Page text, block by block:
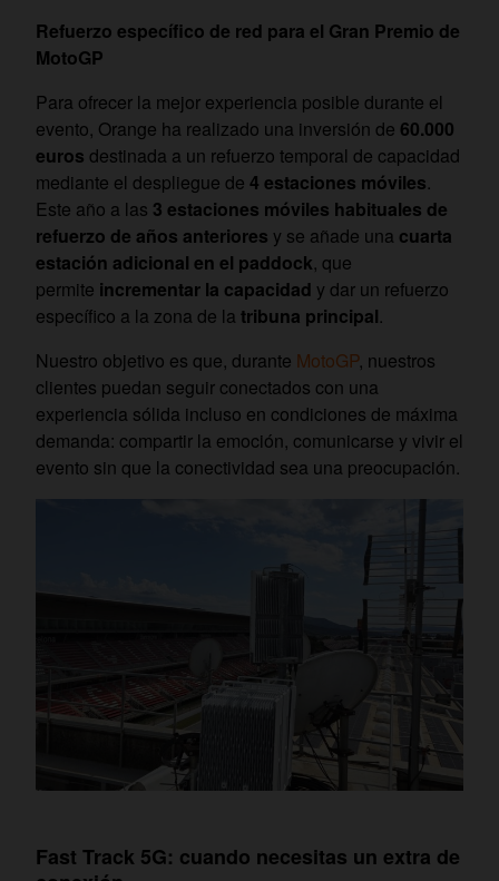
Refuerzo específico de red para el Gran Premio de
MotoGP
Para ofrecer la mejor experiencia posible durante el
evento, Orange ha realizado una inversión de 60.000
euros destinada a un refuerzo temporal de capacidad
mediante el despliegue de 4 estaciones móviles.
Este año a las 3 estaciones móviles habituales de
refuerzo de años anteriores y se añade una cuarta
estación adicional en el paddock, que
permite incrementar la capacidad y dar un refuerzo
específico a la zona de la tribuna principal.
Nuestro objetivo es que, durante MotoGP, nuestros
clientes puedan seguir conectados con una
experiencia sólida incluso en condiciones de máxima
demanda: compartir la emoción, comunicarse y vivir el
evento sin que la conectividad sea una preocupación.
Fast Track 5G: cuando necesitas un extra de